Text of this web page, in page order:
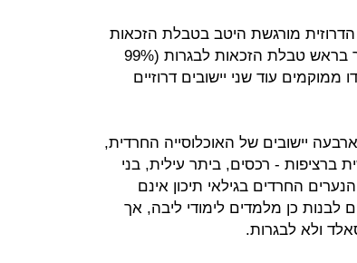
הדרוזית מורגשת היטב בטבלת הזכאות
לבגרות. לא רק שהישוב הדרוזי בית ג'ן מוליך בראש טבלת הזכאות לבגרות (99%
עוד שני יישובים דרוזיים
יישובים של האוכלוסייה החרדית,
- רכסים, ביתר עילית, בני
עילית עם 3% זכאות. הנערים החרדים בגילאי תיכון אינם
לבנות כן מלמדים לימודי ליבה, אך
ולא לבגרות.